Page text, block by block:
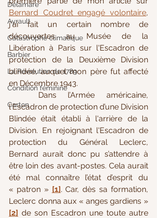
Delamare
Ayrault
Catastrophe climatique
Barbier
La Révolution de 1789
Condition féminine
Carton
Bernard Coudret engagé volontaire,
j'ai fait un certain nombre de
découvertes au Musée de la
Libération à Paris sur l'Escadron de
protection de la Deuxième Division
blindée, auquel mon père fut affecté
en Décembre 1943.
l'Escadron de protection d’une Division
Blindée était établi à l'arrière de la
Division. En rejoignant l'Escadron de
protection du Général Leclerc,
Bernard aurait donc pu s’attendre à
être loin des avant-postes. Cela aurait
été mal connaître l’état d’esprit du
« patron » [1]. Car, dès sa formation,
[2] de son Escadron une toute autre